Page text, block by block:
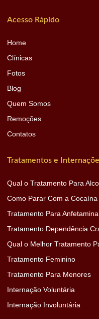
Acesso Rápido
Home
Clínicas
Fotos
Blog
Quem Somos
Remoções
Contatos
Tratamentos e
Qual o Tratamento Para
Como Parar Com a Cocaína
Tratamento Para Anfetamina
Tratamento Dependência
Qual o Melhor Tratamento
Tratamento Feminino
Tratamento Para Menores
Internação Voluntária
Internação Involuntária